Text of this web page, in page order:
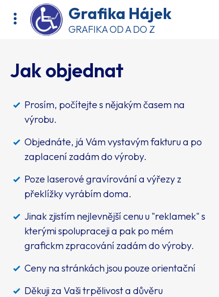
Grafika Hájek
GRAFIKA OD A DO Z
Jak objednat
Prosím, počítejte s nějakým časem na
výrobu.
Objednáte, já Vám vystavým fakturu a po
zaplacení zadám do výroby.
Poze laserové gravírování a výřezy z
překlížky vyrábím doma.
Jinak zjistím nejlevnější cenu u "reklamek" s
kterými spolupraceji a pak po mém
grafickm zpracování zadám do výroby.
Ceny na stránkách jsou pouze orientační
Děkuji za Vaši trpělivost a důvěru